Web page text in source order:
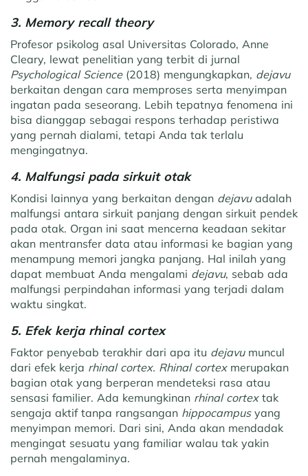
3. Memory recall theory
Profesor psikolog asal Universitas Colorado, Anne
Cleary, lewat penelitian yang terbit di jurnal
Psychological Science(2018) mengungkapkan, dejavu
berkaitan dengan cara memproses serta menyimpan
ingatan pada seseorang. Lebih tepatnya fenomena ini
bisa dianggap sebagai respons terhadap peristiwa
yang pernah dialami, tetapi Anda tak terlalu
mengingatnya.
4. Malfungsi pada sirkuit otak
Kondisi lainnya yang berkaitan dengan dejavu adalah
malfungsi antara sirkuit panjang dengan sirkuit pendek
pada otak. Organ ini saat mencerna keadaan sekitar
akan mentransfer data atau informasi ke bagian yang
menampung memori jangka panjang. Hal inilah yang
dapat membuat Anda mengalami dejavu, sebab ada
malfungsi perpindahan informasi yang terjadi dalam
waktu singkat.
5. Efek kerja rhinal cortex
Faktor penyebab terakhir dari apa itu dejavu muncul
dari efek kerja rhinal cortex. Rhinal cortex merupakan
bagian otak yang berperan mendeteksi rasa atau
sensasi familier. Ada kemungkinan rhinal cortex tak
sengaja aktif tanpa rangsangan hippocampus yang
menyimpan memori. Dari sini, Anda akan mendadak
mengingat sesuatu yang familiar walau tak yakin
pernah mengalaminya.